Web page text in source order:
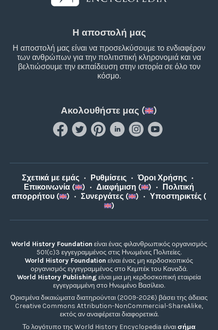
Η αποστολή μας
Η αποστολή μας είναι να προσελκύσουμε το ενδιαφέρον
των ανθρώπων για την πολιτιστική κληρονομιά και να
βελτιώσουμε την εκπαίδευση στην ιστορία σε όλο τον
κόσμο.
Ακολουθήστε μας ( )
Σχετικά με εμάς • Ρυθμίσεις • Όροι Χρήσης •
Επικοινωνία (
) • Διαφήμιση ( ) • Πολιτική
απορρήτου (
) • Συνεργάτες ( ) • Υποστηρικτές (
)
World History Foundation είναι ένας φιλανθρωπικός οργανισμός
501(c)3 εγγεγραμμένος στις Ηνωμένες Πολιτείες.
World History Foundation είναι ένας μη κερδοσκοπικός
οργανισμός εγγεγραμμένος στο Κεμπέκ του Καναδά.
World History Publishing είναι μια μη κερδοσκοπική εταιρεία
εγγεγραμμένη στο Ηνωμένο Βασίλειο.
Ορισμένα δικαιώματα διατηρούνται (2009-2026) βάσει της άδειας
Creative Commons Attribution-NonCommercial-ShareAlike,
εκτός αν αναφέρεται διαφορετικά.
Το λογότυπο της World History Encyclopedia είναισήμα